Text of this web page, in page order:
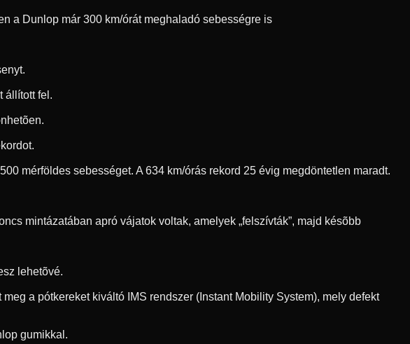
a Dunlop már 300 km/órát meghaladó sebességre is
állított fel.
mérföldes sebességet. A 634 km/órás rekord 25 évig megdöntetlen maradt.
mintázatában apró vájatok voltak, amelyek „felszívták”, majd késõbb
lehetõvé.
a pótkereket kiváltó IMS rendszer (Instant Mobility System), mely defekt
gumikkal.